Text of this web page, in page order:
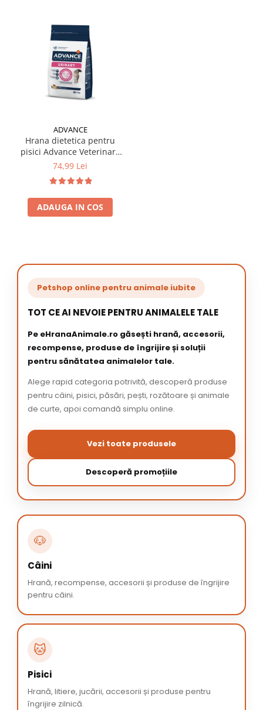
ADVANCE
Hrana dietetica pentru
pisici Advance Veterinary
Diets Urinary 1,5 kg
74,99 Lei
ADAUGA IN COS
Petshop online pentru animale iubite
TOT CE AI NEVOIE PENTRU ANIMALELE TALE
Pe eHranaAnimale.ro găsești hrană, accesorii,
recompense, produse de îngrijire și soluții
pentru sănătatea animalelor tale.
Alege rapid categoria potrivită, descoperă produse
pentru câini, pisici, păsări, pești, rozătoare și animale
de curte, apoi comandă simplu online.
Vezi toate produsele
Descoperă promoțiile
🐶
Câini
Hrană, recompense, accesorii și produse de îngrijire
pentru câini.
🐱
Pisici
Hrană, litiere, jucării, accesorii și produse pentru
îngrijire zilnică.